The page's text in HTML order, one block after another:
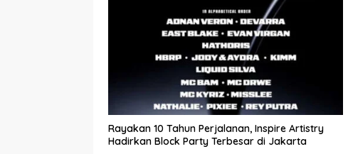
Rayakan 10 Tahun Perjalanan, Inspire Artistry
Hadirkan Block Party Terbesar di Jakarta